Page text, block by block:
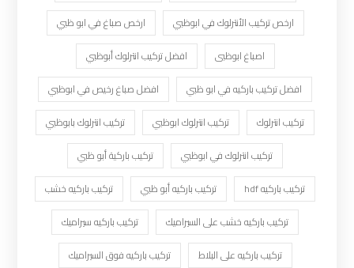
ارخص تركيب الأنترلوك في ابوظبي
ارخص صباغ في ابو ظبي
اصباغ ابوظبى
افضل تركيب انترلوك أبوظبي
افضل تركيب باركيه في ابو ظبي
افضل صباغ رخيص في ابوظبي
تركيب انترلوك
تركيب انترلوك ابوظبي
تركيب انترلوك بابوظبي
تركيب انترلوك في ابوظبي
تركيب باركية أبو ظبي
تركيب باركيه hdf
تركيب باركيه أبو ظبي
تركيب باركيه خشب
تركيب باركيه خشب على السيراميك
تركيب باركيه سيراميك
تركيب باركيه على البلاط
تركيب باركيه فوق السيراميك